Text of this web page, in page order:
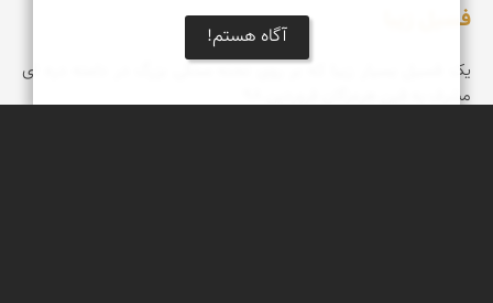
فسیل زیبا
یک فسیل بسیار زیبا که بر روی تخته سنگی بزرگ در دامنه دره ای
مشرف به فین هرمزگان فروردین 98
آگاه هستم!